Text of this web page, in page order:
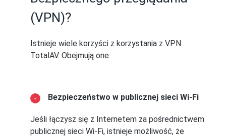
(VPN)?
Istnieje wiele korzyści z korzystania z VPN
TotalAV. Obejmują one:
Bezpieczeństwo w publicznej sieci Wi-Fi
Jeśli łączysz się z Internetem za pośrednictwem
publicznej sieci Wi-Fi, istnieje możliwość, że